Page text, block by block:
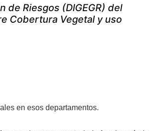
de Riesgos (DIGEGR) del
Cobertura Vegetal y uso
en esos departamentos.